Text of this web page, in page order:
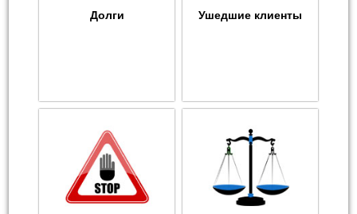
Долги Ушедшие клиенты